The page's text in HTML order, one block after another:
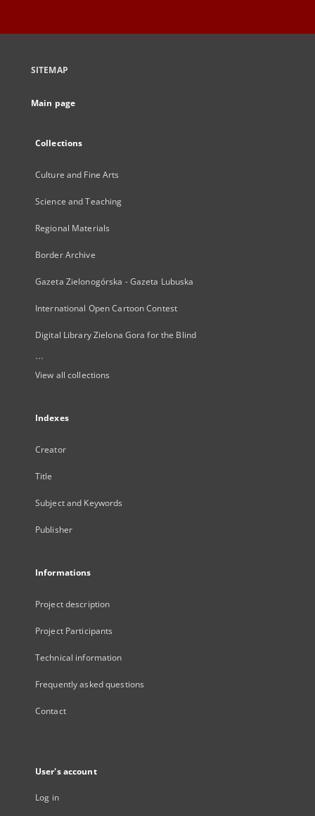
SITEMAP
Main page
Collections
Culture and Fine Arts
Science and Teaching
Regional Materials
Border Archive
Gazeta Zielonogórska - Gazeta Lubuska
International Open Cartoon Contest
Digital Library Zielona Gora for the Blind
...
View all collections
Indexes
Creator
Title
Subject and Keywords
Publisher
Informations
Project description
Project Participants
Technical information
Frequently asked questions
Contact
User's account
Log in